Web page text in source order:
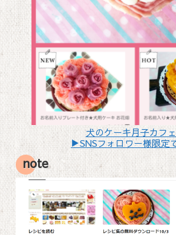
犬のケーキ月子カフェ
▶SNSフォロワー様限定
note